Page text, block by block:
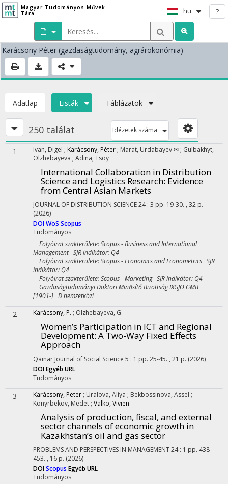
Magyar Tudományos Művek
Tára
hu ?
Karácsony Péter (gazdaságtudomány, agrárökonómia)
Adatlap Listák Táblázatok
250 találat Idézetek száma
1 Ivan, Digel ; Karácsony, Péter ; Marat, Urdabayev ✉ ; Gulbakhyt,
Olzhebayeva ; Adina, Tsoy
International Collaboration in Distribution
Science and Logistics Research: Evidence
from Central Asian Markets
JOURNAL OF DISTRIBUTION SCIENCE24: 3 pp. 19-30. , 32 p.
(2026)
DOIWoS Scopus
Tudományos
Folyóirat szakterülete: Scopus - Business and International
Management SJR indikátor: Q4
Folyóirat szakterülete: Scopus - Economics and Econometrics SJR
indikátor: Q4
Folyóirat szakterülete: Scopus - Marketing SJR indikátor: Q4
Gazdaságtudományi Doktori Minősítő Bizottság IXGJO GMB
[1901-] D nemzetközi
2 Karácsony, P. ; Olzhebayeva, G.
Women’s Participation in ICT and Regional
Development: A Two-Way Fixed Effects
Approach
Qainar Journal of Social Science 5 : 1 pp. 25-45. , 21 p. (2026)
DOIEgyéb URL
Tudományos
3 Karácsony, Peter ; Uralova, Aliya ; Bekbossinova, Assel ;
Konyrbekov, Medet ; Valko, Vivien
Analysis of production, fiscal, and external
sector channels of economic growth in
Kazakhstan’s oil and gas sector
PROBLEMS AND PERSPECTIVES IN MANAGEMENT24: 1 pp. 438-
453. , 16 p. (2026)
DOIScopus Egyéb URL
Tudományos